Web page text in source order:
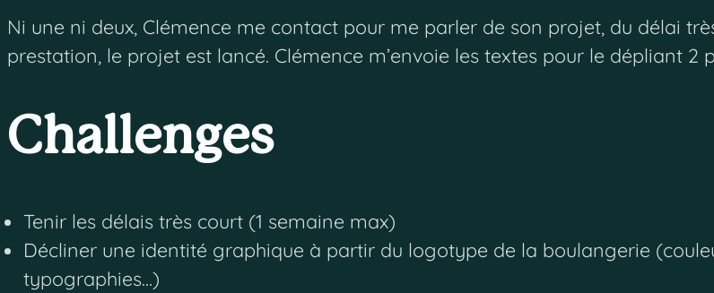
Ni une ni deux, Clémence me contact pour me parler de son projet, du délai
prestation, le projet est lancé. Clémence m’envoie les textes pour le dépliant 2
Challenges
Tenir les délais très court (1 semaine max)
Décliner une identité graphique à partir du logotype de la boulangerie
typographies…)